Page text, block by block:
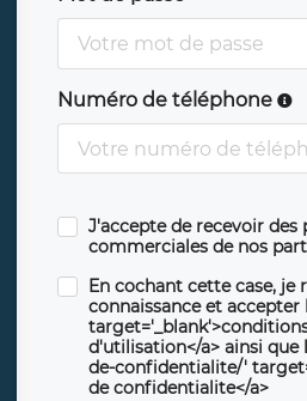
Numéro de téléphone
J'accepte de recevoir des
commerciales de nos
En cochant cette case, je
connaissance et accepter
d'utilisation</a> ainsi que
de-confidentialite/'
de confidentialite</a>